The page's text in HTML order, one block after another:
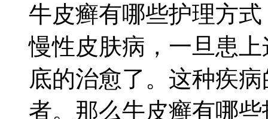
牛皮癣有哪些护理方
慢性皮肤病，一旦患
底的治愈了。这种疾
者。那么牛皮癣有哪